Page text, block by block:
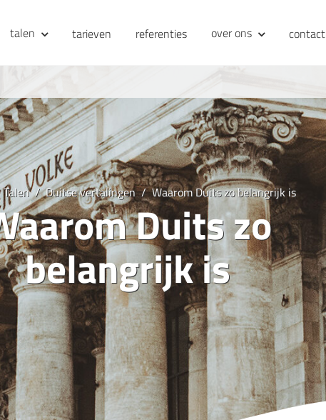
talen tarieven referenties over ons contact
Talen Duitse vertalingen Waarom Duits zo belangrijk is
Duits zo
belangrijk is